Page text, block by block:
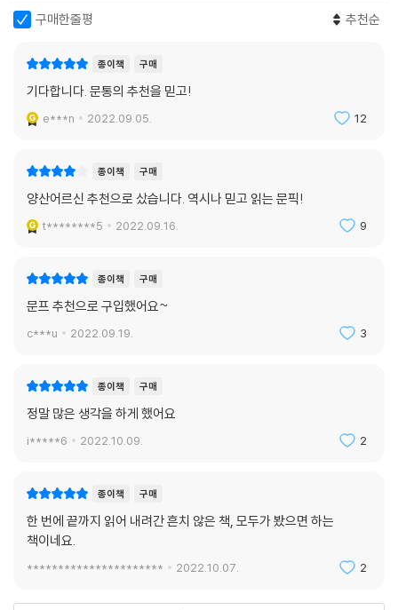
될 수 없는 지방 청년들과 현장 노동자의 고유한 목소리를, 엄연하고도 어
엿하게 존재하는 그들의 삶을 증언하기 위해 이 책을 썼다. 쇠와 쇠를 잇고,
한 삶의 비극 속에서도 결코 자긍심과 자부심을 잃지 않은 사람만이 보여
줄 수 있는 언어예술의 한 경지가 이 책에 담겨 있다. “내일도 사부지기 함
때아보자이!”라고 외치는, “이래 때아놓으면 멋지다 아이가!”라고 말하는
구매한줄평 추천순
종이책 구매
기다합니다. 문통의 추천을 믿고!
e***n 2022.09.05. 12
종이책 구매
양산어르신 추천으로 샀습니다. 역시나 믿고 읽는 문픽!
t********5 2022.09.16. 9
종이책 구매
문프 추천으로 구입했어요~
c***u 2022.09.19. 3
종이책 구매
정말 많은 생각을 하게 했어요
i*****6 2022.10.09. 2
종이책 구매
한 번에 끝까지 읽어 내려간 흔치 않은 책, 모두가 봤으면 하는
책이네요.
********************** 2022.10.07. 2